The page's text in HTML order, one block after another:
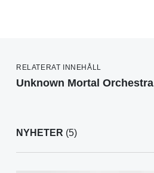
RELATERAT INNEHÅLL
Unknown Mortal Orchestra
NYHETER (5)